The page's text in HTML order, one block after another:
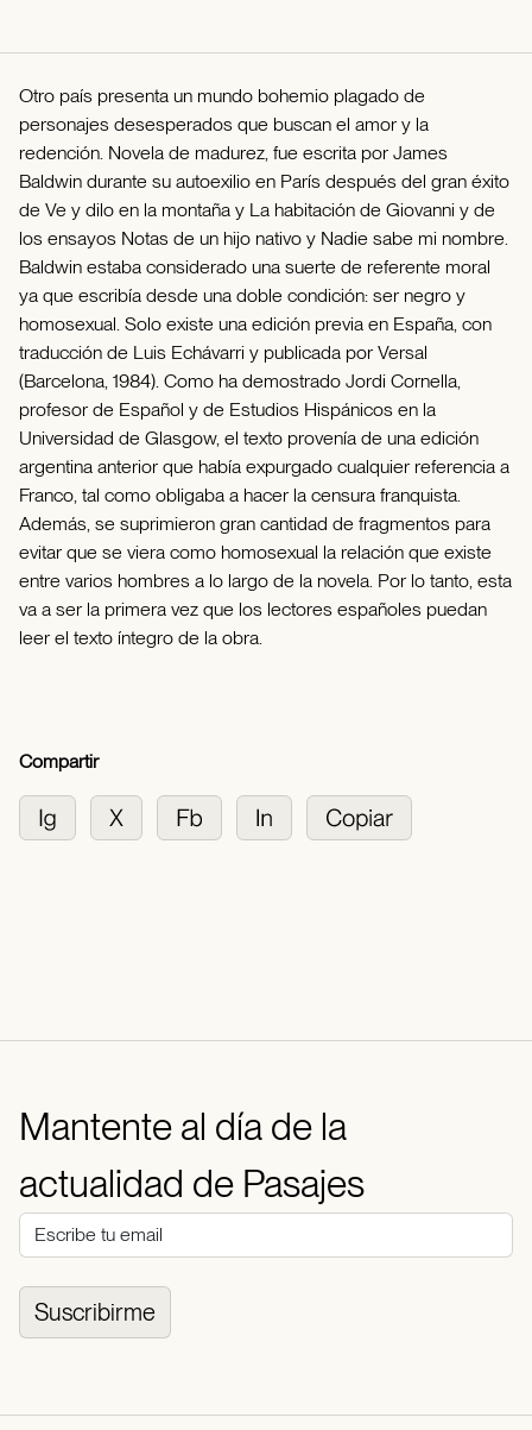
Otro país presenta un mundo bohemio plagado de
personajes desesperados que buscan el amor y la
redención. Novela de madurez, fue escrita por James
Baldwin durante su autoexilio en París después del gran éxito
de Ve y dilo en la montaña y La habitación de Giovanni y de
los ensayos Notas de un hijo nativo y Nadie sabe mi nombre.
Baldwin estaba considerado una suerte de referente moral
ya que escribía desde una doble condición: ser negro y
homosexual. Solo existe una edición previa en España, con
traducción de Luis Echávarri y publicada por Versal
(Barcelona, 1984). Como ha demostrado Jordi Cornella,
profesor de Español y de Estudios Hispánicos en la
Universidad de Glasgow, el texto provenía de una edición
argentina anterior que había expurgado cualquier referencia a
Franco, tal como obligaba a hacer la censura franquista.
Además, se suprimieron gran cantidad de fragmentos para
evitar que se viera como homosexual la relación que existe
entre varios hombres a lo largo de la novela. Por lo tanto, esta
va a ser la primera vez que los lectores españoles puedan
leer el texto íntegro de la obra.
Compartir
Mantente al día de la
actualidad de Pasajes
Suscribirme